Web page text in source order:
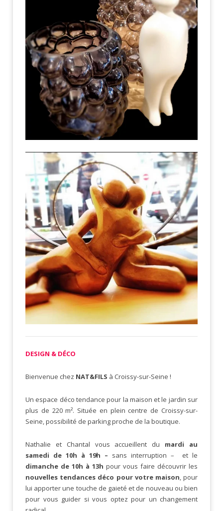
DESIGN & DÉCO
Bienvenue chez NAT&FILS à Croissy-sur-Seine !
Un espace déco tendance pour la maison et le jardin sur
plus de 220 m². Située en plein centre de Croissy-sur-
Seine, possibilité de parking proche de la boutique.
Nathalie et Chantal vous accueillent du mardi au
samedi de 10h à 19h – sans interruption – et le
dimanche de 10h à 13h pour vous faire découvrir les
nouvelles tendances déco pour votre maison, pour
lui apporter une touche de gaieté et de nouveau ou bien
pour vous guider si vous optez pour un changement